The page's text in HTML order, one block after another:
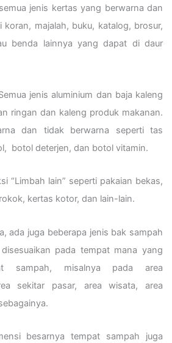
jenis kertas yang berwarna dan
majalah, buku, katalog, brosur,
benda lainnya yang dapat di daur
jenis aluminium dan baja kaleng
ringan dan kaleng produk makanan.
dan tidak berwarna seperti tas
botol deterjen, dan botol vitamin.
“Limbah lain” seperti pakaian bekas,
kertas kotor, dan lain-lain.
ada juga beberapa jenis bak sampah
pada tempat mana yang
sampah, misalnya pada area
sekitar pasar, area wisata, area
besarnya tempat sampah juga